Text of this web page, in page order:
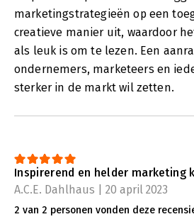
marketingstrategieën op een
creatieve manier uit, waardoor
als leuk is om te lezen. Een
ondernemers, marketeers en
sterker in de markt wil zetten.
Inspirerend en helder marketing k
A.C.E. Dahlhaus | 20 april 2023
2 van 2 personen vonden deze